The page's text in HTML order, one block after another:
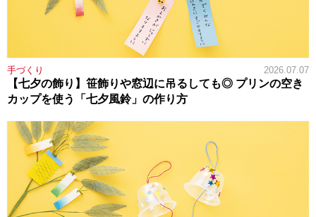
手づくり 2026.07.07
【七夕の飾り】笹飾りや窓辺に吊るしても◎ プリンの空き
カップを使う「七夕風鈴」の作り方